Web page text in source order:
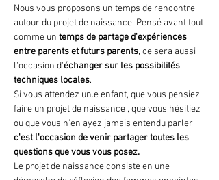
Nous vous proposons un temps de rencontre
autour du projet de naissance. Pensé avant tout
comme un temps de partage d'expériences ​
entre parents et futurs parents, ce sera aussi
l'occasion d'échanger sur les possibilités
techniques locales.
Si vous attendez un.e enfant, que vous pensiez
faire un projet de naissance , que vous hésitiez
ou que vous n'en ayez jamais entendu parler,
c'est l'occasion de venir partager toutes les
questions que vous vous posez.
Le projet de naissance consiste en une